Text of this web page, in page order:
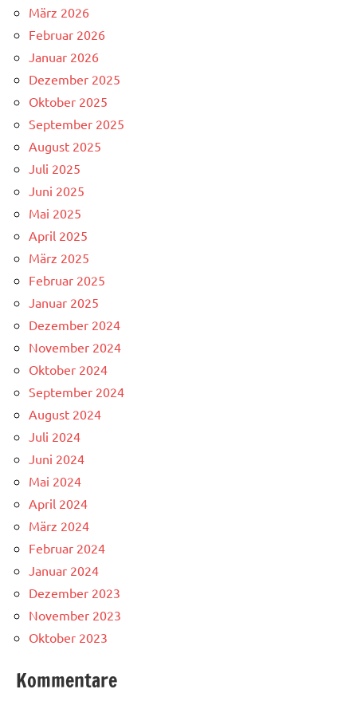
März 2026
Februar 2026
Januar 2026
Dezember 2025
Oktober 2025
September 2025
August 2025
Juli 2025
Juni 2025
Mai 2025
April 2025
März 2025
Februar 2025
Januar 2025
Dezember 2024
November 2024
Oktober 2024
September 2024
August 2024
Juli 2024
Juni 2024
Mai 2024
April 2024
März 2024
Februar 2024
Januar 2024
Dezember 2023
November 2023
Oktober 2023
Kommentare